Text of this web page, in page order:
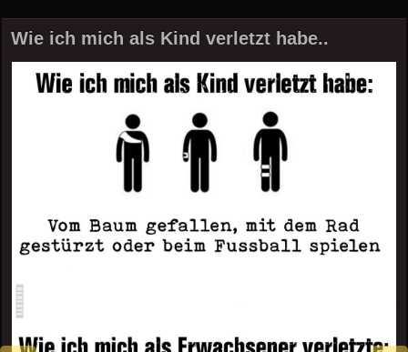
Wie ich mich als Kind verletzt habe..